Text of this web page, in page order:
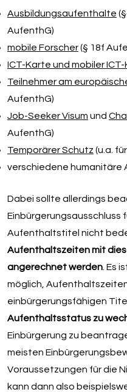
Ausbildungsaufenthalte
AufenthG)
mobile Forscher(§ 18f
ICT-Karte und mobiler
Teilnehmer am
AufenthG)
Job-Seeker Visum und
AufenthG)
Temporärer Schutz (u.a.
verschiedene humanitäre
Dabei sollte allerdings
Einbürgerungsausschluss
Aufenthaltstitel nicht
Aufenthaltszeiten mit
angerechnet werden. Es
möglich,
einbürgerungsfähigen
Aufenthaltsstatus zu
Einbürgerung zu
meisten
Voraussetzungen für die
kann dann also